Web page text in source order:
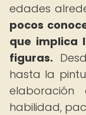
edades
pocos
que implica
figuras.
hasta la
elaboración
habilidad,